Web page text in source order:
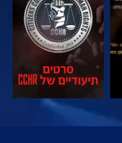
צפה